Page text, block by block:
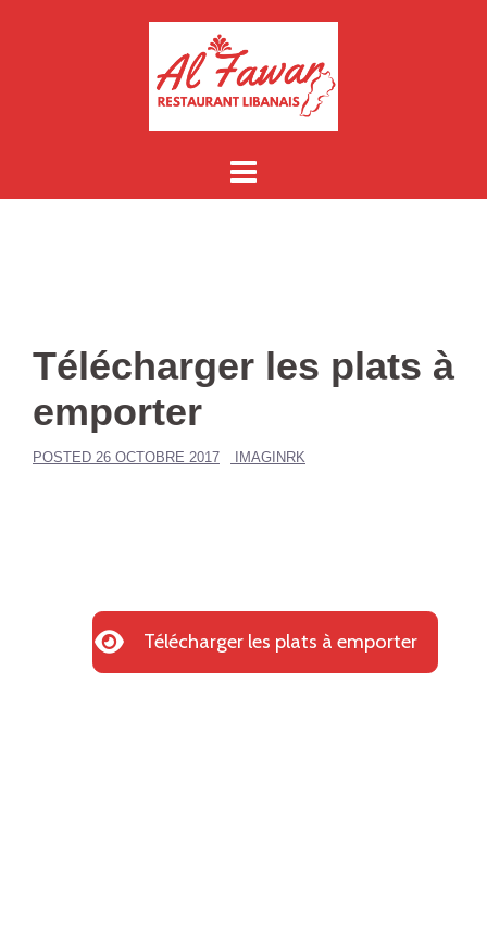
Télécharger les plats à
emporter
POSTED 26 OCTOBRE 2017 IMAGINRK
Télécharger les plats à emporter